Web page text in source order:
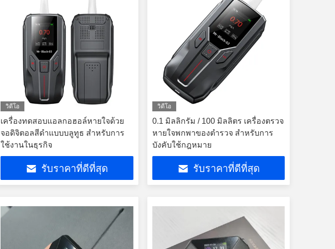
วิดีโอ
เครื่องทดสอบแอลกอฮอล์หายใจด้วย
จอดิจิตอลสีดําแบบบลูทูธ สําหรับการ
ใช้งานในธุรกิจ
รับราคาที่ดีที่สุด
วิดีโอ
0.1 มิลลิกรัม / 100 มิลลิตร เครื่องตรวจ
หายใจพกพาของตํารวจ สําหรับการ
บังคับใช้กฎหมาย
รับราคาที่ดีที่สุด